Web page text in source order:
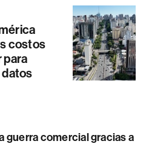
costos
para
guerra comercial gracias a